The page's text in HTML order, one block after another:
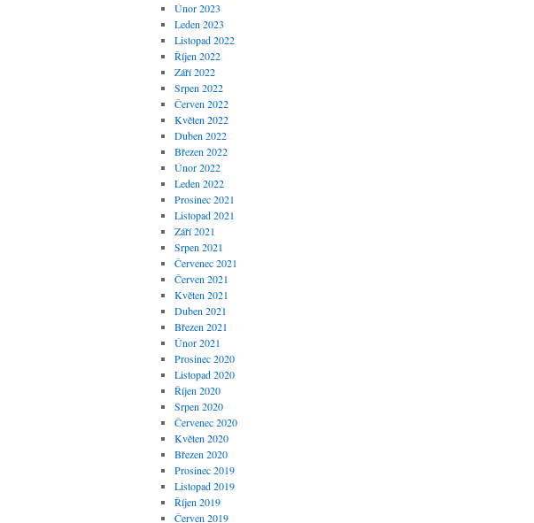
Únor 2023
Leden 2023
Listopad 2022
Říjen 2022
Září 2022
Srpen 2022
Červen 2022
Květen 2022
Duben 2022
Březen 2022
Únor 2022
Leden 2022
Prosinec 2021
Listopad 2021
Září 2021
Srpen 2021
Červenec 2021
Červen 2021
Květen 2021
Duben 2021
Březen 2021
Únor 2021
Prosinec 2020
Listopad 2020
Říjen 2020
Srpen 2020
Červenec 2020
Květen 2020
Březen 2020
Prosinec 2019
Listopad 2019
Říjen 2019
Červen 2019